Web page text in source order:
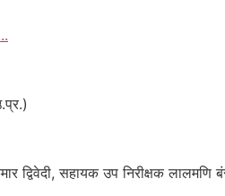
द्विवेदी, सहायक उप निरीक्षक